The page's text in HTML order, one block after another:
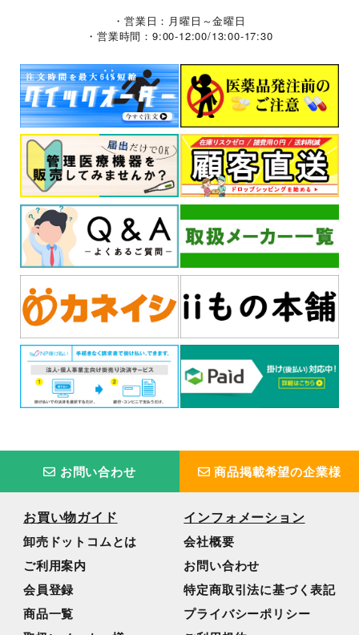
・営業日：月曜日～金曜日
・営業時間：9:00-12:00/13:00-17:30
お問い合わせ 商品掲載希望の企業様
お買い物ガイド
卸売ドットコムとは
ご利用案内
会員登録
商品一覧
インフォメーション
会社概要
お問い合わせ
特定商取引法に基づく表記
プライバシーポリシー